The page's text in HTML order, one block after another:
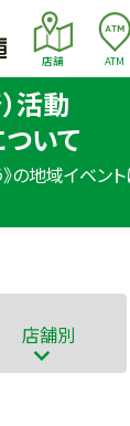
店舗 ATM
活動
いて
の地域イベン
店舗別